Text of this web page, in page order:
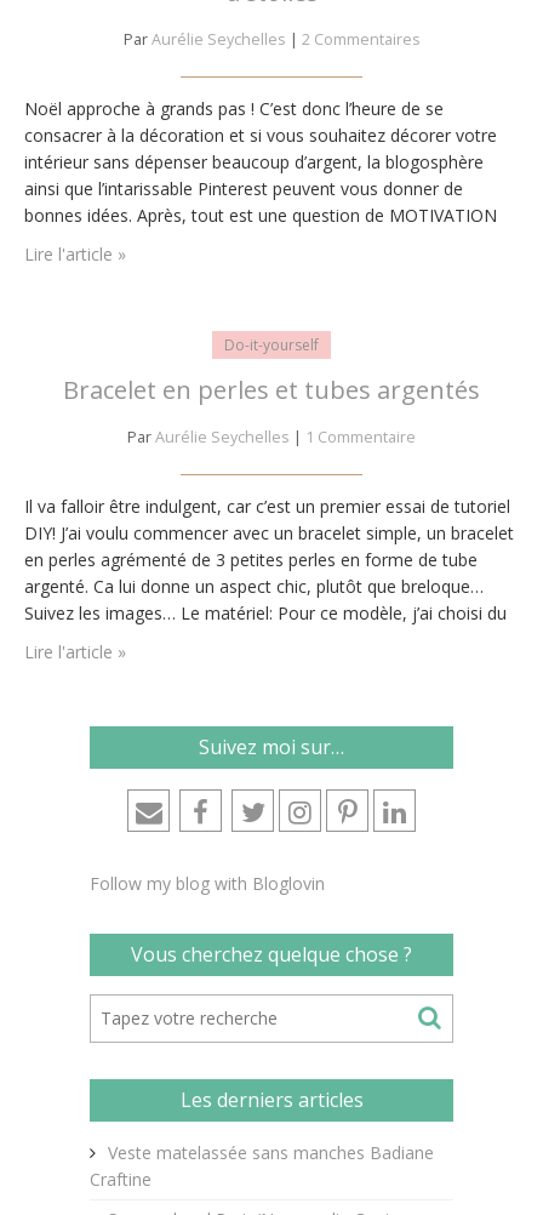
ParAurélie Seychelles | 2 Commentaires
Noël approche à grands pas ! C’est donc l’heure de se
consacrer à la décoration et si vous souhaitez décorer votre
intérieur sans dépenser beaucoup d’argent, la blogosphère
ainsi que l’intarissable Pinterest peuvent vous donner de
bonnes idées. Après, tout est une question de MOTIVATION
Je vous propose de fabriquer une guirlande de Noël, plus
Lire l'article »
Do-it-yourself
Bracelet en perles et tubes argentés
ParAurélie Seychelles | 1 Commentaire
Il va falloir être indulgent, car c’est un premier essai de tutoriel
DIY! J’ai voulu commencer avec un bracelet simple, un bracelet
en perles agrémenté de 3 petites perles en forme de tube
argenté. Ca lui donne un aspect chic, plutôt que breloque…
Suivez les images… Le matériel: Pour ce modèle, j’ai choisi du
noir et du blanc, mais libre…
Lire l'article »
Suivez moi sur…
Follow my blog with Bloglovin
Vous cherchez quelque chose ?
Les derniers articles
Veste matelassée sans manches Badiane
Craftine